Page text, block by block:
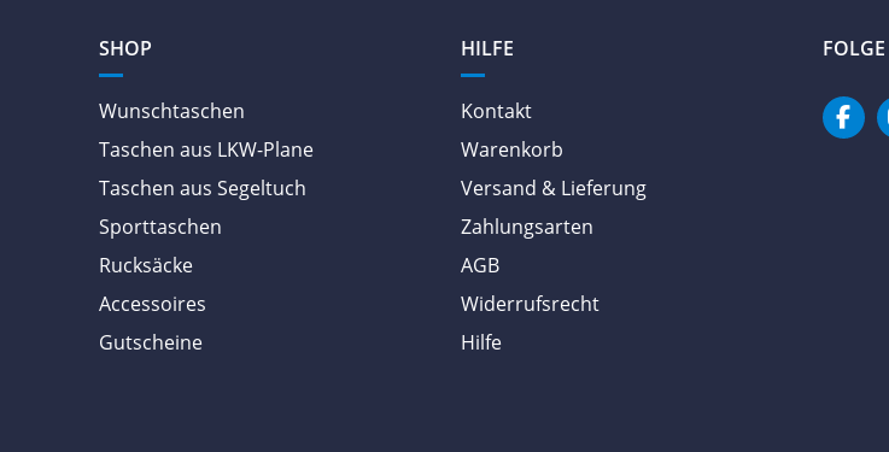
SHOP
Wunschtaschen
Taschen aus LKW-Plane
Taschen aus Segeltuch
Sporttaschen
Rucksäcke
Accessoires
Gutscheine
HILFE
Kontakt
Warenkorb
Versand & Lieferung
Zahlungsarten
AGB
Widerrufsrecht
Hilfe